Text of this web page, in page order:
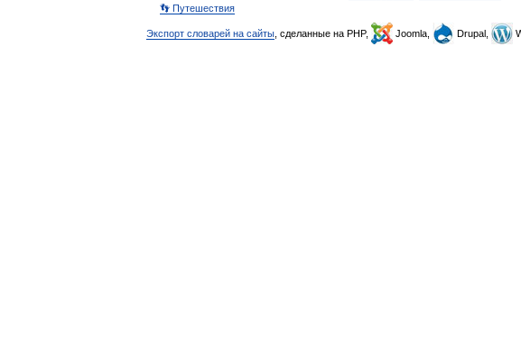
👣 Путешествия
Экспорт словарей на сайты , сделанные на PHP, Joomla, Drupal,